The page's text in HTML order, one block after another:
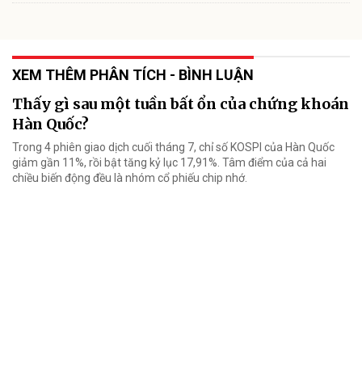
XEM THÊM PHÂN TÍCH - BÌNH LUẬN
Thấy gì sau một tuần bất ổn của chứng khoán
Hàn Quốc?
Trong 4 phiên giao dịch cuối tháng 7, chỉ số KOSPI của Hàn Quốc
giảm gần 11%, rồi bật tăng kỷ lục 17,91%. Tâm điểm của cả hai
chiều biến động đều là nhóm cổ phiếu chip nhớ.